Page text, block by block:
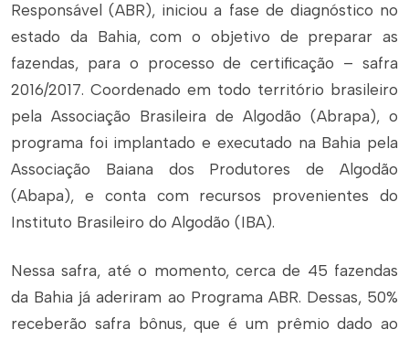
Responsável (ABR), iniciou a fase de diagnóstico no
estado da Bahia, com o objetivo de preparar as
fazendas, para o processo de certificação – safra
2016/2017. Coordenado em todo território brasileiro
pela Associação Brasileira de Algodão (Abrapa), o
programa foi implantado e executado na Bahia pela
Associação Baiana dos Produtores de Algodão
(Abapa), e conta com recursos provenientes do
Instituto Brasileiro do Algodão (IBA).
Nessa safra, até o momento, cerca de 45 fazendas
da Bahia já aderiram ao Programa ABR. Dessas, 50%
receberão safra bônus, que é um prêmio dado ao